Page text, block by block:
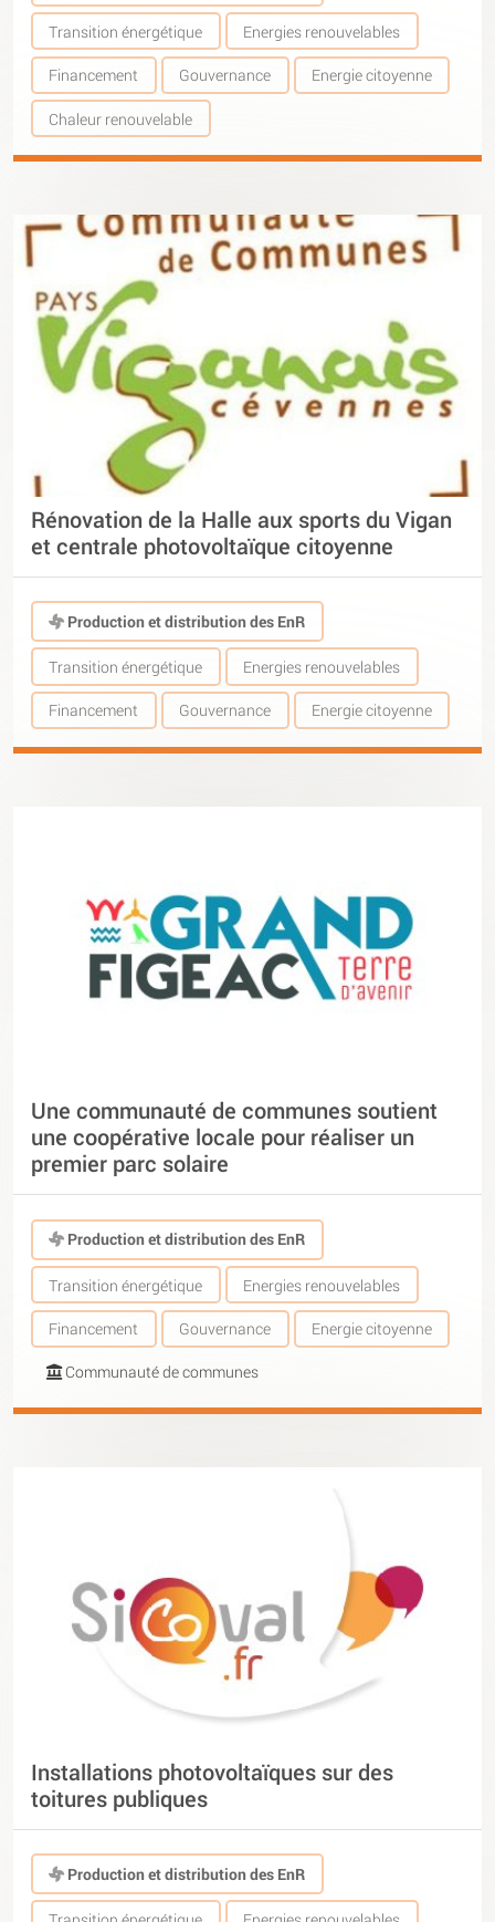
Transition énergétique Energies renouvelables
Financement Gouvernance Energie citoyenne
Chaleur renouvelable
Rénovation de la Halle aux sports du Vigan
et centrale photovoltaïque citoyenne
Production et distribution des EnR
Transition énergétique Energies renouvelables
Financement Gouvernance Energie citoyenne
Une communauté de communes soutient
une coopérative locale pour réaliser un
premier parc solaire
Production et distribution des EnR
Transition énergétique Energies renouvelables
Financement Gouvernance Energie citoyenne
Communauté de communes
Installations photovoltaïques sur des
toitures publiques
Production et distribution des EnR